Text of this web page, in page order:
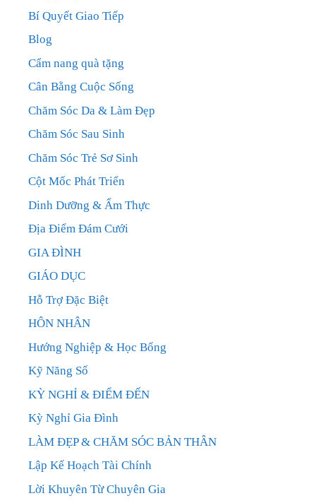
Bí Quyết Giao Tiếp
Blog
Cẩm nang quà tặng
Cân Bằng Cuộc Sống
Chăm Sóc Da & Làm Đẹp
Chăm Sóc Sau Sinh
Chăm Sóc Trẻ Sơ Sinh
Cột Mốc Phát Triển
Dinh Dưỡng & Ẩm Thực
Địa Điểm Đám Cưới
GIA ĐÌNH
GIÁO DỤC
Hỗ Trợ Đặc Biệt
HÔN NHÂN
Hướng Nghiệp & Học Bổng
Kỹ Năng Số
KỲ NGHỈ & ĐIỂM ĐẾN
Kỳ Nghỉ Gia Đình
LÀM ĐẸP & CHĂM SÓC BẢN THÂN
Lập Kế Hoạch Tài Chính
Lời Khuyên Từ Chuyên Gia